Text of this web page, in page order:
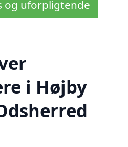
og uforpligtende
i Højby